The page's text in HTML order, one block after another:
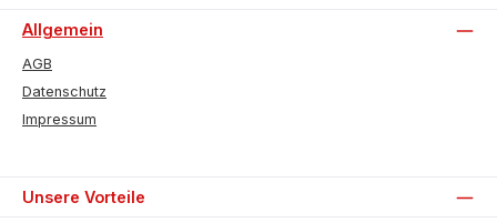
Allgemein
AGB
Datenschutz
Impressum
Unsere Vorteile